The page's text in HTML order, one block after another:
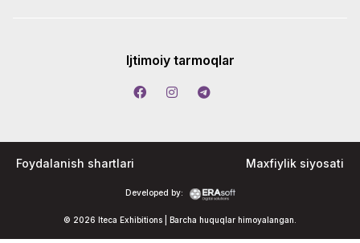
Ijtimoiy tarmoqlar
© 2026 Iteca Exhibitions | Barcha huquqlar himoyalangan.
Developed by:
Foydalanish shartlari Maxfiylik siyosati